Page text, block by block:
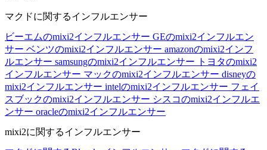
マクドに関するインフルエンサー
ビーエムのmixi2インフルエンサー GEのmixi2インフルエン
サー ベンツのmixi2インフルエンサー amazonのmixi2インフ
ルエンサー samsungのmixi2インフルエンサー
トヨタのmixi2
インフルエンサー マックのmixi2インフルエンサー disneyの
mixi2インフルエンサー intelのmixi2インフルエンサー フェイ
スブックのmixi2インフルエンサー シスコのmixi2インフルエ
ンサー oracleのmixi2インフルエンサー
mixi2に関するインフルエンサー